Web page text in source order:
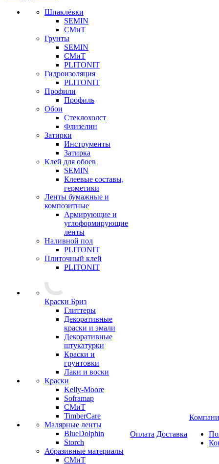
Шпаклёвки
SEMIN
СМиТ
Грунты
SEMIN
СМиТ
PLITONIT
Гидроизоляция
PLITONIT
Профили
Профиль
Обои
Стеклохолст
Флизелин
Затирки
Инструменты
Затирка
Клей для обоев
SEMIN
Клеевые составы,
герметики
Ленты бумажные и
композитные
Армирующие и
углоформирующие
ленты
Наливной пол
PLITONIT
Плиточный клей
PLITONIT
Краски Бриз
Глиттеры
Декоративные
краски и эмали
Декоративные
штукатурки
Краски и
грунтовки
Лаки и воски
Краски
Kelly-Moore
Soframap
СМиТ
TimberCare
Малярные ленты
BlueDolphin
Storch
Абразивные материалы
СМиТ
Оплата Доставка